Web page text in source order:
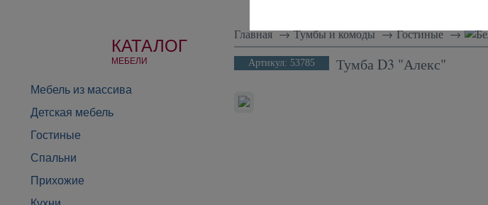
КАТАЛОГ
МЕБЕЛИ
Мебель из массива
Детская мебель
Гостиные
Спальни
Прихожие
Главная→ Тумбы и комоды→ Гостиные→
Артикул: 53785 Тумба D3 "Алекс"